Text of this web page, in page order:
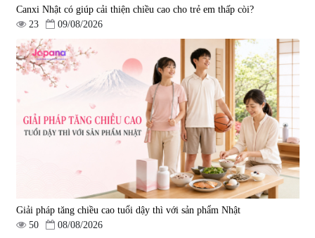
Canxi Nhật có giúp cải thiện chiều cao cho trẻ em thấp còi?
23
09/08/2026
Giải pháp tăng chiều cao tuổi dậy thì với sản phẩm Nhật
50
08/08/2026